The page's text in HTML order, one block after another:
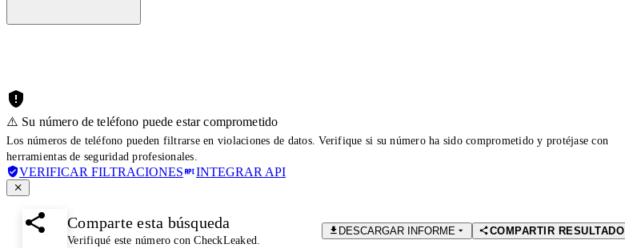
⚠️ Su número de teléfono puede estar comprometido
Los números de teléfono pueden filtrarse en violaciones de datos. Verifique si su número ha sido comprometido y protéjase con
herramientas de seguridad profesionales.
VERIFICAR FILTRACIONES INTEGRAR API
Comparte esta búsqueda
Verifiqué este número con CheckLeaked.
DESCARGAR INFORME COMPARTIR RESULTADO